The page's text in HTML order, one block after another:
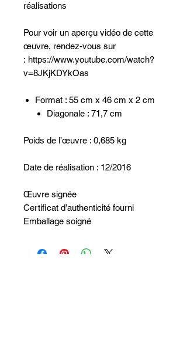
réalisations
Pour voir un aperçu vidéo de cette
œuvre, rendez-vous sur
: https://www.youtube.com/watch?
v=8JKjKDYkOas
Format : 55 cm x 46 cm x 2 cm
Diagonale : 71,7 cm
Poids de l’œuvre : 0,685 kg
Date de réalisation : 12/2016
Œuvre signée
Certificat d’authenticité fourni
Emballage soigné